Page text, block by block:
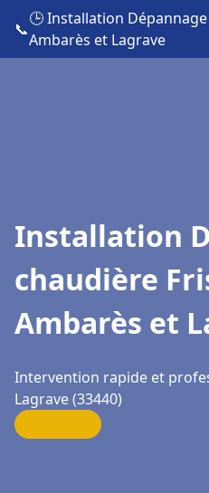
📞
🕒 Installation
Ambarès et Lagrave
Installation
chaudière
Ambarès et
Intervention rapide et
Lagrave (33440)